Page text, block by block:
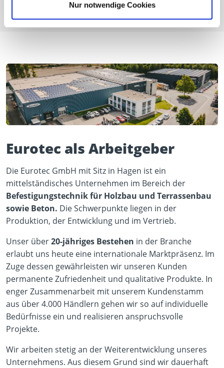
Nur notwendige Cookies
Bewerbungsverfahrens verweisen wir auf unsere
Datenschutzerklärung.
Eurotec als Arbeitgeber
Die Eurotec GmbH mit Sitz in Hagen ist ein
mittelständisches Unternehmen im Bereich der
Befestigungstechnik für Holzbau und Terrassenbau
sowie Beton. Die Schwerpunkte liegen in der
Produktion, der Entwicklung und im Vertrieb.
Unser über20-jähriges Bestehen in der Branche
erlaubt uns heute eine internationale Marktpräsenz. Im
Zuge dessen gewährleisten wir unseren Kunden
permanente Zufriedenheit und qualitative Produkte. In
enger Zusammenarbeit mit unserem Kundenstamm
aus über 4.000 Händlern gehen wir so auf individuelle
Bedürfnisse ein und realisieren anspruchsvolle
Projekte.
Wir arbeiten stetig an der Weiterentwicklung unseres
Unternehmens. Aus diesem Grund sind wir dauerhaft